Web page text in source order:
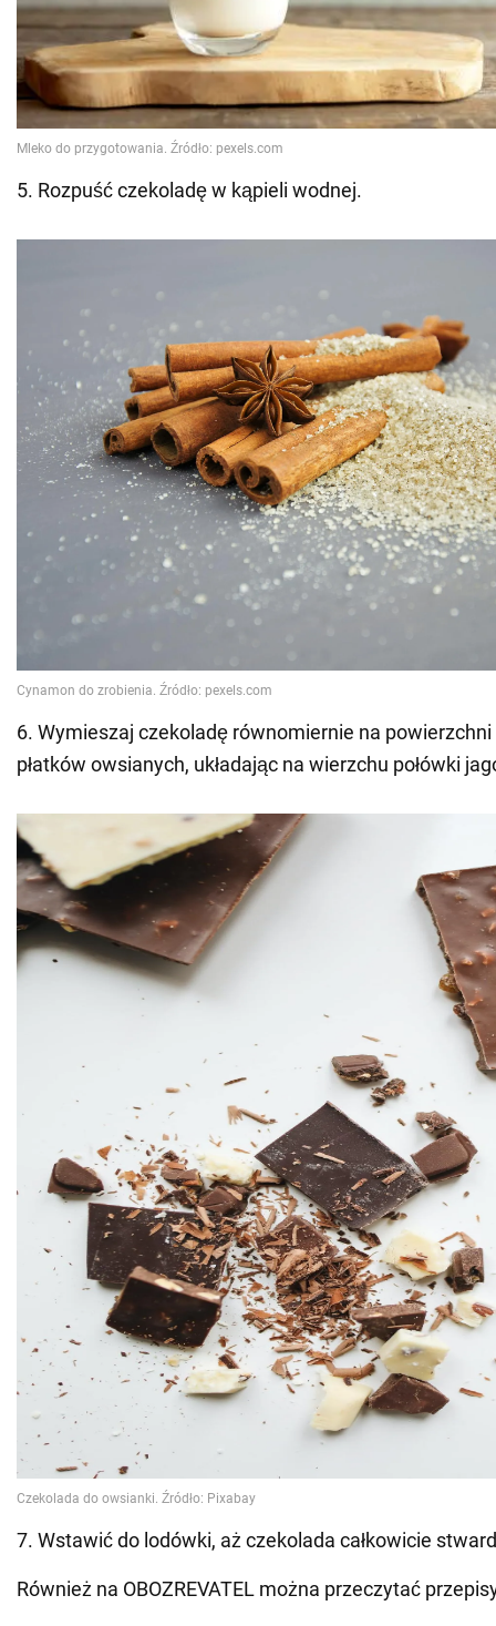
5. Rozpuść czekoladę w kąpieli wodnej.
6. Wymieszaj czekoladę równomiernie na
płatków owsianych, układając na wierzchu połówki
7. Wstawić do lodówki, aż czekolada całkowicie
Również na OBOZREVATEL można przeczytać